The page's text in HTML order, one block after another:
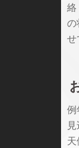
絡
の
せ
例